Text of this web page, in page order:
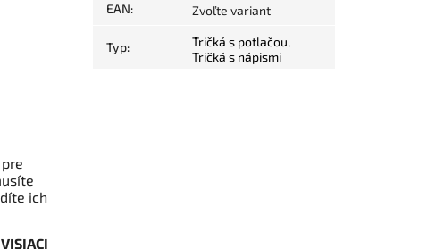
ich
EAN: Zvoľte variant
Typ: Tričká s potlačou,
Tričká s nápismi